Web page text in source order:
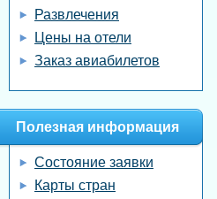
Развлечения
Цены на отели
Заказ авиабилетов
Полезная информация
Состояние заявки
Карты стран